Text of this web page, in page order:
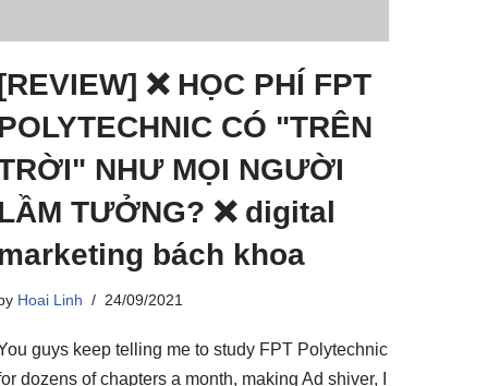
❌ HỌC PHÍ FPT
CÓ "TRÊN
NHƯ MỌI NGƯỜI
TƯỞNG? ❌ digital
bách khoa
Hoai Linh 24/09/2021
guys keep telling me to study FPT Polytechnic
dozens of chapters a month, making Ad shiver, I